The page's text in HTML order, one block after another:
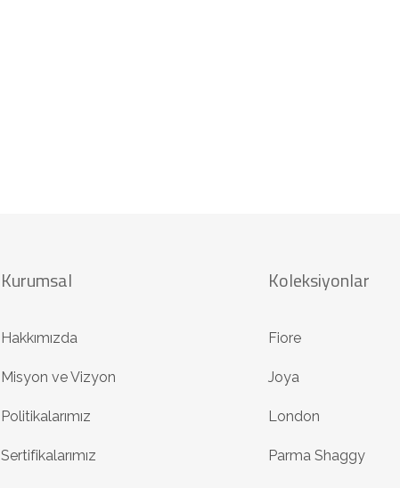
Kurumsal
Hakkımızda
Misyon ve Vizyon
Politikalarımız
Sertifikalarımız
Koleksiyonlar
Fiore
Joya
London
Parma Shaggy